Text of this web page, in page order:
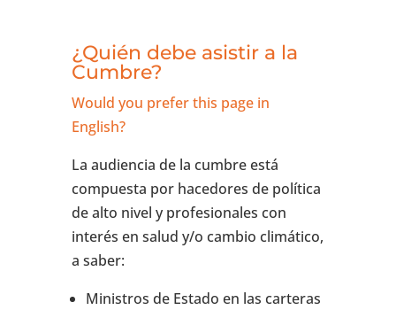
¿Quién debe asistir a la
Cumbre?
Would you prefer this page in
English?
La audiencia de la cumbre está
compuesta por hacedores de política
de alto nivel y profesionales con
interés en salud y/o cambio climático,
a saber:
Ministros de Estado en las carteras